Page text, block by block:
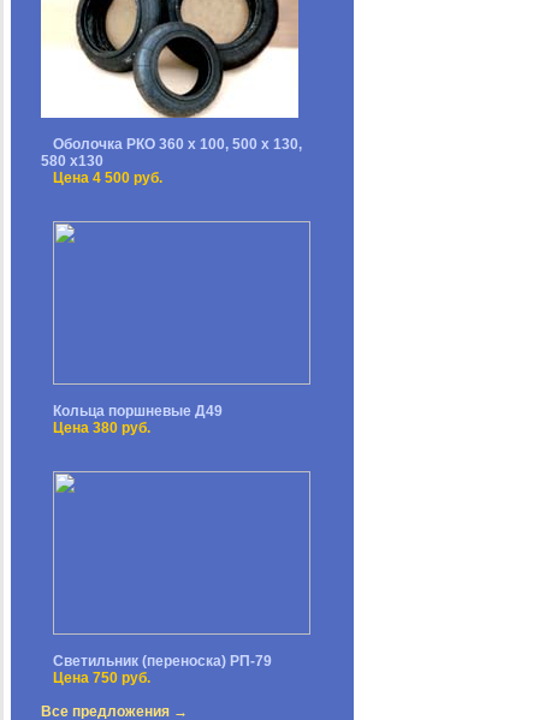
Оболочка РКО 360 х 100, 500 х 130,
580 х130
Цена 4 500 руб.
Кольца поршневые Д49
Цена 380 руб.
Светильник (переноска) РП-79
Цена 750 руб.
Все предложения →